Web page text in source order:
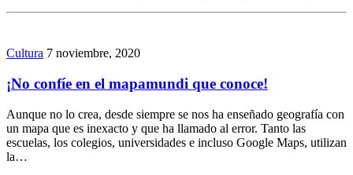
Cultura 7 noviembre, 2020
¡No confíe en el mapamundi que conoce!
Aunque no lo crea, desde siempre se nos ha enseñado geografía con
un mapa que es inexacto y que ha llamado al error. Tanto las
escuelas, los colegios, universidades e incluso Google Maps, utilizan
la…